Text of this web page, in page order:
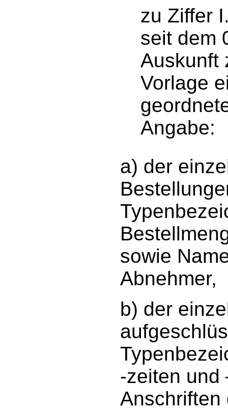
zu Ziffer
seit dem
Auskunft
Vorlage
Angabe:
a) der
sowie
Abnehmer,
b) der
-zeiten und
Anschriften